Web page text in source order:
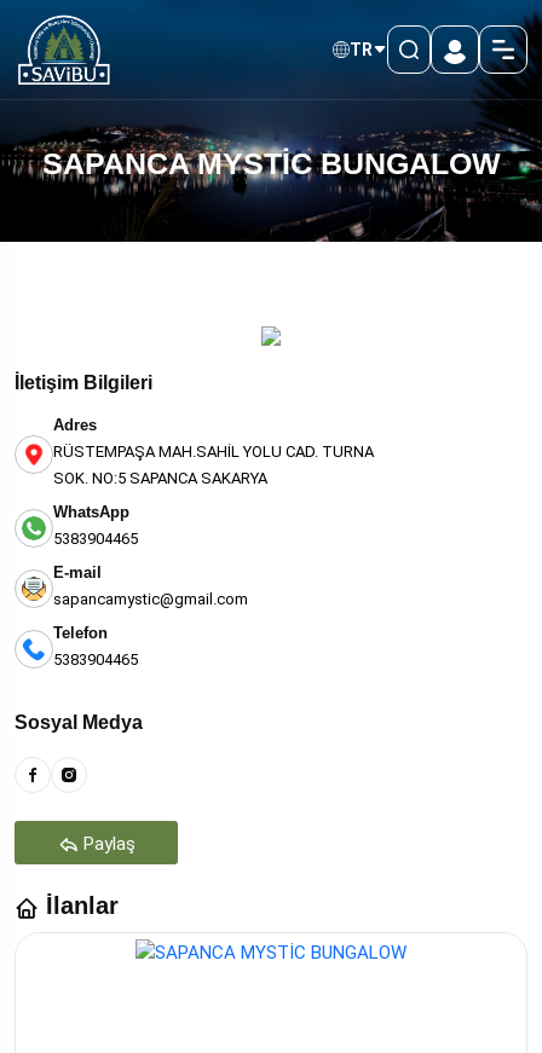
TR
SAPANCA MYSTİC BUNGALOW
İletişim Bilgileri
Adres
RÜSTEMPAŞA MAH.SAHİL YOLU CAD. TURNA
SOK. NO:5 SAPANCA SAKARYA
WhatsApp
5383904465
E-mail
sapancamystic@gmail.com
Telefon
5383904465
Sosyal Medya
Paylaş
İlanlar